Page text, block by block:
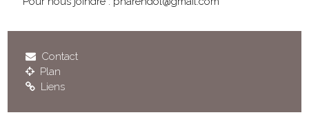
Contact
Plan
Liens